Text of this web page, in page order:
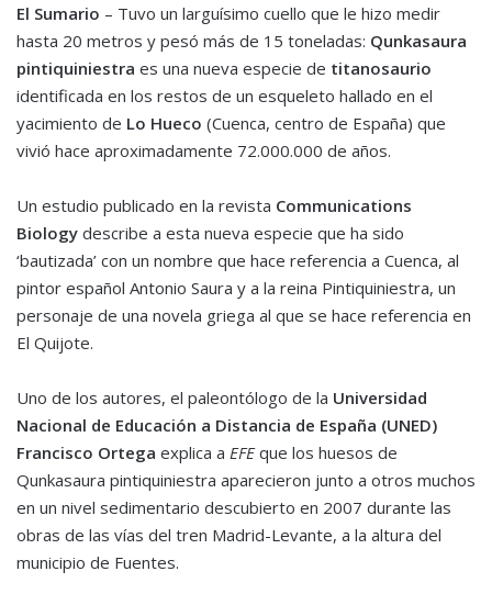
El Sumario – Tuvo un larguísimo cuello que le hizo medir
hasta 20 metros y pesó más de 15 toneladas: Qunkasaura
pintiquiniestra es una nueva especie de titanosaurio
identificada en los restos de un esqueleto hallado en el
yacimiento de Lo Hueco (Cuenca, centro de España) que
vivió hace aproximadamente 72.000.000 de años.
Un estudio publicado en la revista Communications
Biology describe a esta nueva especie que ha sido
‘bautizada’ con un nombre que hace referencia a Cuenca, al
pintor español Antonio Saura y a la reina Pintiquiniestra, un
personaje de una novela griega al que se hace referencia en
El Quijote.
Uno de los autores, el paleontólogo de la Universidad
Nacional de Educación a Distancia de España (UNED)
Francisco Ortega explica a EFEque los huesos de
Qunkasaura pintiquiniestra aparecieron junto a otros muchos
en un nivel sedimentario descubierto en 2007 durante las
obras de las vías del tren Madrid-Levante, a la altura del
municipio de Fuentes.